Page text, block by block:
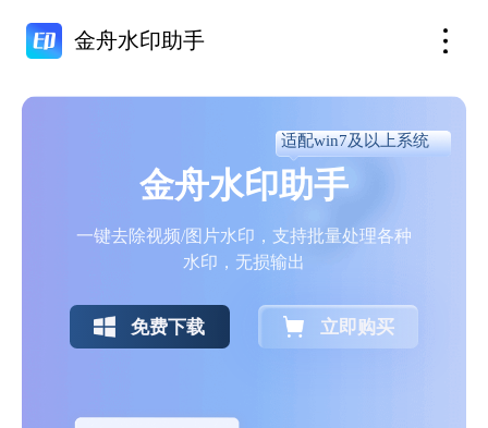
金舟水印助手
金舟水印助手
适配win7及以上系统
一键去除视频/图片水印，支持批量处理各种
水印，无损输出
免费下载 立即购买